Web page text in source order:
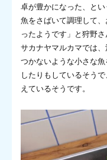
卓が豊かになった、と
魚をさばいて調理して
ったようです」と狩野さ
サカナヤマルカマでは
つかないような小さな
したりもしているそう
えているそうです。